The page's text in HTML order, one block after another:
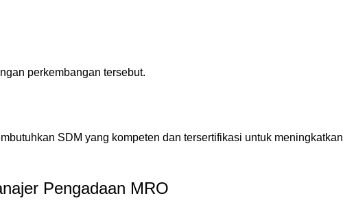
perkembangan tersebut.
SDM yang kompeten dan tersertifikasi untuk meningkatkan
Pengadaan MRO